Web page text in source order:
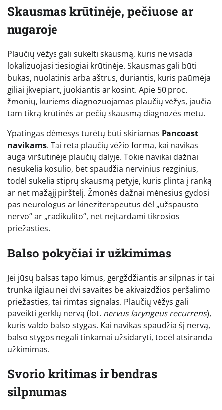
Skausmas krūtinėje, pečiuose ar
nugaroje
Plaučių vėžys gali sukelti skausmą, kuris ne visada
lokalizuojasi tiesiogiai krūtinėje. Skausmas gali būti
bukas, nuolatinis arba aštrus, duriantis, kuris paūmėja
giliai įkvepiant, juokiantis ar kosint. Apie 50 proc.
žmonių, kuriems diagnozuojamas plaučių vėžys, jaučia
tam tikrą krūtinės ar pečių skausmą diagnozės metu.
Ypatingas dėmesys turėtų būti skiriamas Pancoast
navikams. Tai reta plaučių vėžio forma, kai navikas
auga viršutinėje plaučių dalyje. Tokie navikai dažnai
nesukelia kosulio, bet spaudžia nervinius rezginius,
todėl sukelia stiprų skausmą petyje, kuris plinta į ranką
ar net mažąjį pirštelį. Žmonės dažnai mėnesius gydosi
pas neurologus ar kineziterapeutus dėl „užspausto
nervo“ ar „radikulito“, net neįtardami tikrosios
priežasties.
Balso pokyčiai ir užkimimas
Jei jūsų balsas tapo kimus, gergždžiantis ar silpnas ir tai
trunka ilgiau nei dvi savaites be akivaizdžios peršalimo
priežasties, tai rimtas signalas. Plaučių vėžys gali
paveikti gerklų nervą (lot. nervus laryngeus recurrens),
kuris valdo balso stygas. Kai navikas spaudžia šį nervą,
balso stygos negali tinkamai užsidaryti, todėl atsiranda
užkimimas.
Svorio kritimas ir bendras
silpnumas